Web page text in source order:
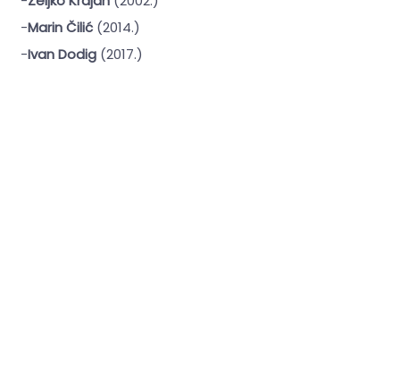
-Marin Čilić(2014.)
-Ivan Dodig (2017.)